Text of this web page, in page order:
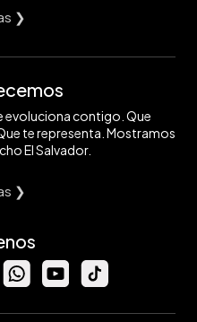
❯
evoluciona contigo. Que
te representa. Mostramos
El Salvador.
❯